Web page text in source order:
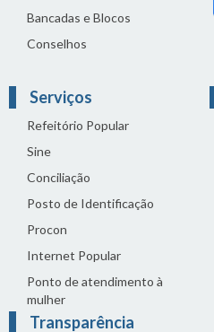
Bancadas e Blocos
Conselhos
Serviços
Refeitório Popular
Sine
Conciliação
Posto de Identificação
Procon
Internet Popular
Ponto de atendimento à
mulher
Transparência